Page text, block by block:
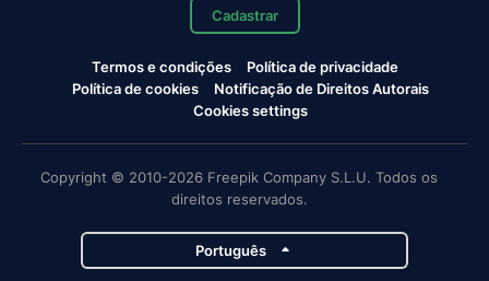
Cadastrar
Termos e condições
Política de privacidade
Política de cookies
Notificação de Direitos Autorais
Cookies settings
Copyright © 2010-2026 Freepik Company S.L.U. Todos os
direitos reservados.
Português